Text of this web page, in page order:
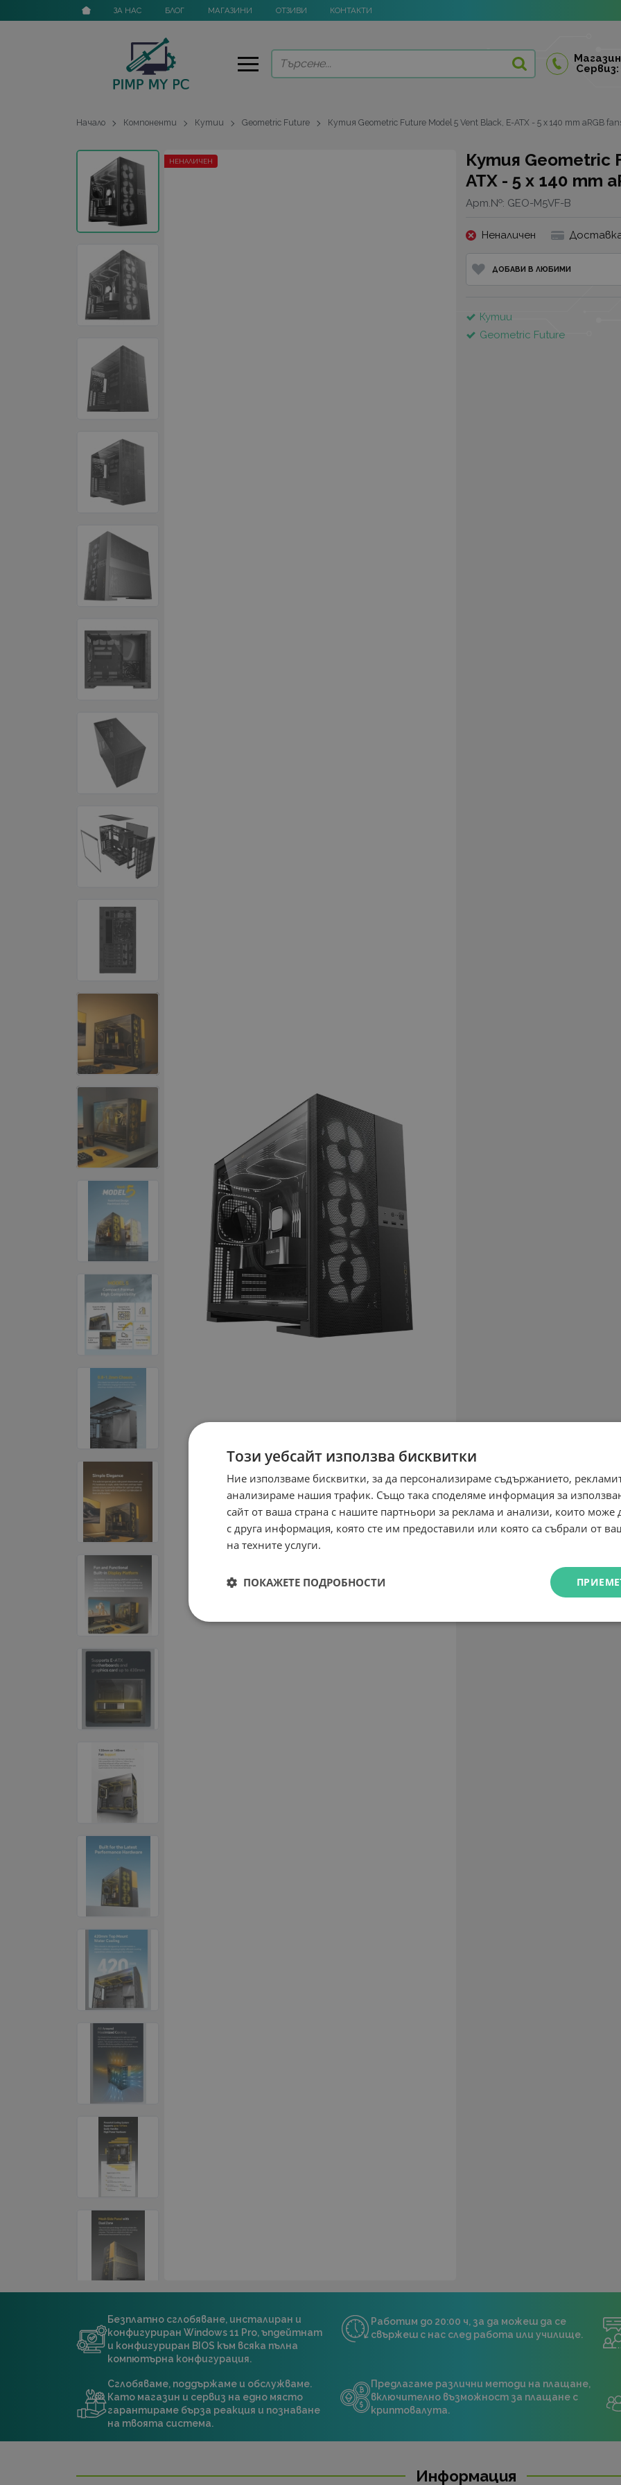
ЗА НАС БЛОГ МАГАЗИНИ ОТЗИВИ КОНТАКТИ
Начало Компоненти Кутии Geometric Future Кутия Geometric Future Model 5 Vent Black, E-ATX - 5 x 140 mm aRGB
Кутия Geometric
ATX - 5 x 140 mm
Арт.№: GEO-M5VF-B
НЕНАЛИЧЕН
Неналичен
ДОБАВИ В ЛЮБИМИ
Кутии
Geometric Future
Безплатно сглобяване, инсталиран и
конфигуриран Windows 11 Pro, ъпдейтнат
и конфигуриран BIOS към всяка пълна
компютърна конфигурация.
Работим до 20:00 ч, за да можеш да се
свържеш с нас след работа или училище.
Сглобяваме, поддържаме и обслужваме.
Като магазин и сервиз на едно място
гарантираме бърза реакция и познаване
на твоята система.
Предлагаме различни методи на плащане,
включително възможност за плащане с
криптовалута.
Информация
Този уебсайт използва бисквитки
Ние използваме бисквитки, за да персонализираме съдържанието,
анализираме нашия трафик. Също така споделяме информация за
сайт от ваша страна с нашите партньори за реклама и анализи, които може
с друга информация, която сте им предоставили или която са събрали от
на техните услуги.
ПОКАЖЕТЕ ПОДРОБНОСТИ